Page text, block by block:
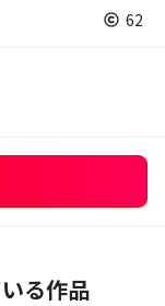
62
る作品